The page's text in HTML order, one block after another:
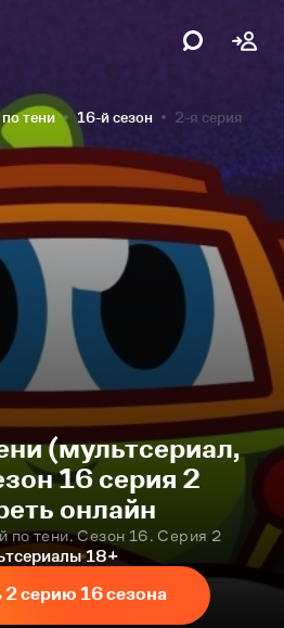
тени 16-й сезон 2-я серия
(мультсериал,
16 серия 2
онлайн
по тени. Сезон 16. Серия 2
18+
серию 16 сезона